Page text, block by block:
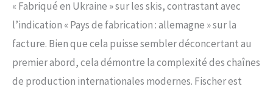
« Fabriqué en Ukraine » sur les skis, contrastant avec
l’indication « Pays de fabrication : allemagne » sur la
facture. Bien que cela puisse sembler déconcertant au
premier abord, cela démontre la complexité des chaînes
de production internationales modernes. Fischer est